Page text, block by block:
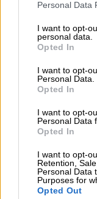
Please note that
not limited to your
grant or deny
use your data for
consent section.
Personal Data
I want to opt-
personal data.
Opted In
I want to opt-
Personal Data.
Opted In
I want to opt-
Personal Data
Opted In
I want to opt-
Retention,
Personal Data
Purposes for
Opted Out
αποβάλεις
παίκτη
θέλει…
Εμ, εκείνα τα
VAR γιατί η
καλυπτόταν!
τεχνολογίας
άνθρωπος
αποφασίζει τι